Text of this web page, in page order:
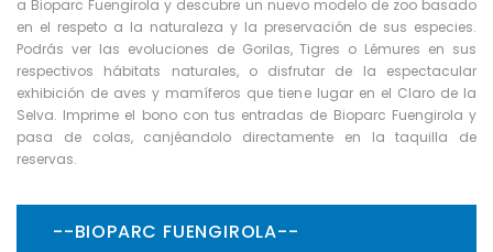
a Bioparc Fuengirola y descubre un nuevo modelo de zoo basado
en el respeto a la naturaleza y la preservación de sus especies.
Podrás ver las evoluciones de Gorilas, Tigres o Lémures en sus
respectivos hábitats naturales, o disfrutar de la espectacular
exhibición de aves y mamíferos que tiene lugar en el Claro de la
Selva. Imprime el bono con tus entradas de Bioparc Fuengirola y
pasa de colas, canjéandolo directamente en la taquilla de
reservas.
--BIOPARC FUENGIROLA--